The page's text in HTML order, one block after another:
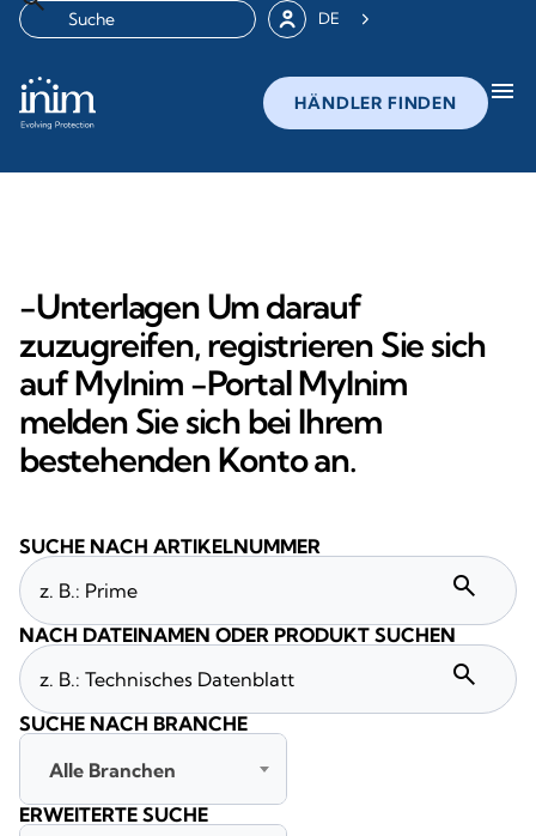
DE
HÄNDLER FINDEN menu
-Unterlagen Um darauf
zuzugreifen, registrieren Sie sich
auf MyInim -Portal MyInim
melden Sie sich bei Ihrem
bestehenden Konto an.
SUCHE NACH ARTIKELNUMMER
search
NACH DATEINAMEN ODER PRODUKT SUCHEN
search
SUCHE NACH BRANCHE
Alle Branchen
ERWEITERTE SUCHE